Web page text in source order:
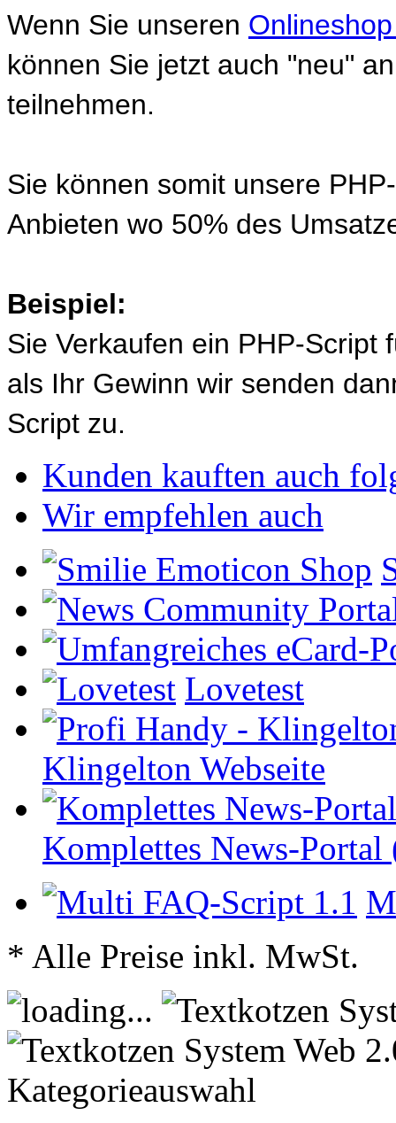
Wenn Sie unseren
können Sie jetzt auch "neu"
teilnehmen.
Sie können somit unsere
Anbieten wo 50% des
Beispiel:
Sie Verkaufen ein PHP-Script
als Ihr Gewinn wir senden
Script zu.
Kunden kauften auch
Wir empfehlen auch
Lovetest
Klingelton Webseite
Komplettes News-
* Alle Preise inkl. MwSt.
Kategorieauswahl